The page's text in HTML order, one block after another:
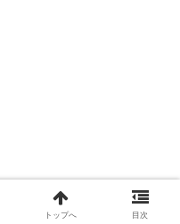
トップへ 目次